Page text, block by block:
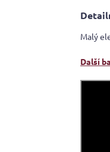
Malý
Další